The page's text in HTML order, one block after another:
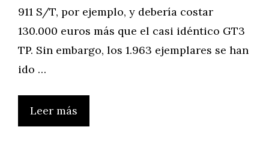
911 S/T, por ejemplo, y debería costar
130.000 euros más que el casi idéntico GT3
TP. Sin embargo, los 1.963 ejemplares se han
ido …
Leer más